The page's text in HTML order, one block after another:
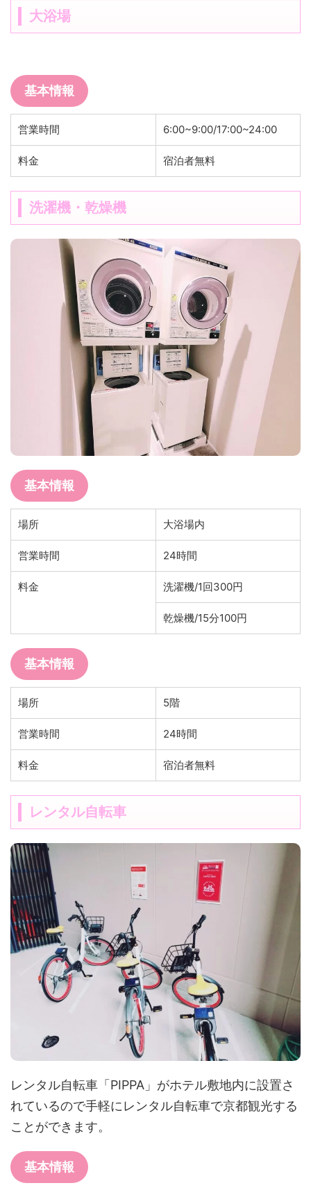
大浴場
基本情報
営業時間 6:00~9:00/17:00~24:00
料金 宿泊者無料
洗濯機・乾燥機
基本情報
場所 大浴場内
営業時間 24時間
料金 洗濯機/1回300円
乾燥機/15分100円
基本情報
場所 5階
営業時間 24時間
料金 宿泊者無料
レンタル自転車
レンタル自転車「PIPPA」がホテル敷地内に設置さ
れているので手軽にレンタル自転車で京都観光する
ことができます。
基本情報